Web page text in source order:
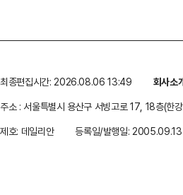
최종편집시간: 2026.08.06 13:49 회사소
주소 : 서울특별시 용산구 서빙고로 17, 18층(한
제호: 데일리안
등록일/발행일: 2005.09.13